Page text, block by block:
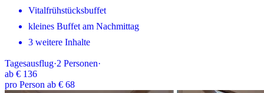
Vitalfrühstücksbuffet
kleines Buffet am Nachmittag
3 weitere Inhalte
Tagesausflug·2 Personen·
ab € 136
pro Person ab € 68